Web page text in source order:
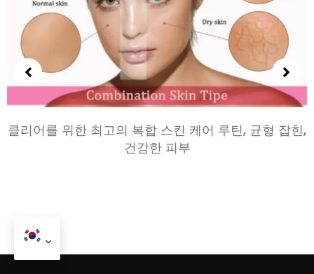
클리어를 위한 최고의 복합 스킨 케어 루틴, 균형 잡힌,
건강한 피부